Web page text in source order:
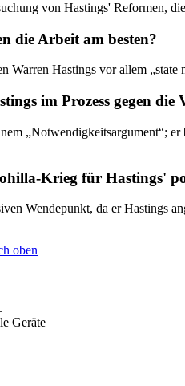
von Hastings' Reformen,
die Arbeit am besten?
Warren Hastings vor allem
im Prozess gegen die
„Notwendigkeitsargument“;
Krieg für Hastings'
Wendepunkt, da er Hastings
oben
Geräte